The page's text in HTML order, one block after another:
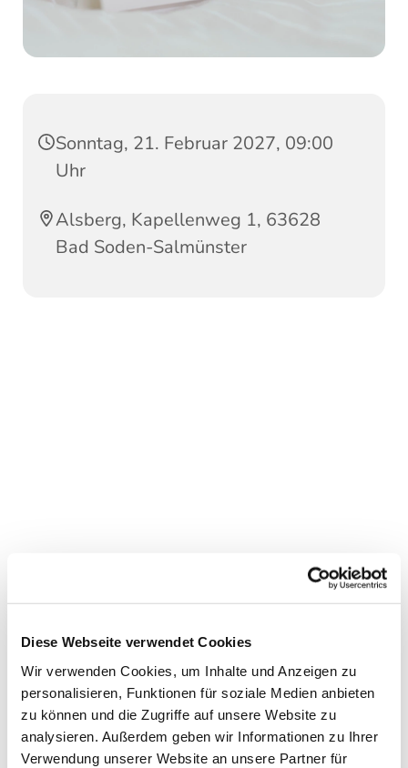
Diese Webseite verwendet Cookies
Wir verwenden Cookies, um Inhalte und Anzeigen zu
personalisieren, Funktionen für soziale Medien anbieten
zu können und die Zugriffe auf unsere Website zu
analysieren. Außerdem geben wir Informationen zu Ihrer
Verwendung unserer Website an unsere Partner für
Sonntag, 21. Februar 2027, 09:00
Uhr
Alsberg, Kapellenweg 1, 63628
Bad Soden-Salmünster
Dies könnte Sie auch
interessieren